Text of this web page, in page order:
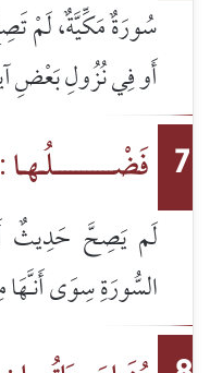
سُورَةٌ مَكِّيَّةٌ، لَمْ
أَو فِي نُزُولِ بَعْضِ
7 فَضْـــــــــــلُـهـا :
لَم يَصِحَّ حَدِيثٌ
السُّورَةِ سِوَى أَنـَّهَا